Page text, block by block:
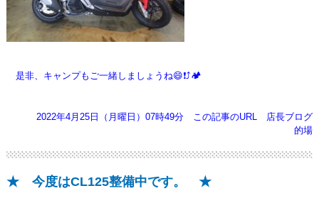
是非、キャンプもご一緒しましょうね😄❗⤴️🏕️
2022年4月25日（月曜日）07時49分 この記事のURL
店長ブログ
的場
★ 今度はCL125整備中です。 ★